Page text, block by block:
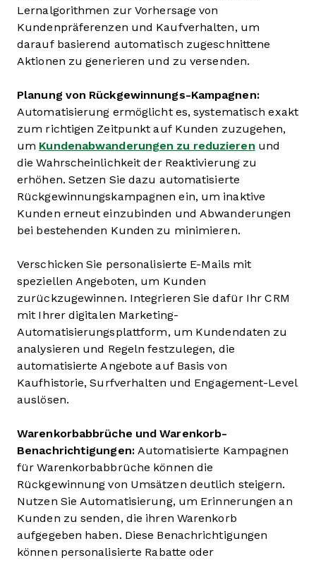
Lernalgorithmen zur Vorhersage von
Kundenpräferenzen und Kaufverhalten, um
darauf basierend automatisch zugeschnittene
Aktionen zu generieren und zu versenden.
Planung von Rückgewinnungs-Kampagnen:
Automatisierung ermöglicht es, systematisch exakt
zum richtigen Zeitpunkt auf Kunden zuzugehen,
um Kundenabwanderungen zu reduzieren und
die Wahrscheinlichkeit der Reaktivierung zu
erhöhen. Setzen Sie dazu automatisierte
Rückgewinnungskampagnen ein, um inaktive
Kunden erneut einzubinden und Abwanderungen
bei bestehenden Kunden zu minimieren.
Verschicken Sie personalisierte E-Mails mit
speziellen Angeboten, um Kunden
zurückzugewinnen. Integrieren Sie dafür Ihr CRM
mit Ihrer digitalen Marketing-
Automatisierungsplattform, um Kundendaten zu
analysieren und Regeln festzulegen, die
automatisierte Angebote auf Basis von
Kaufhistorie, Surfverhalten und Engagement-Level
auslösen.
Warenkorbabbrüche und Warenkorb-
Benachrichtigungen:Automatisierte Kampagnen
für Warenkorbabbrüche können die
Rückgewinnung von Umsätzen deutlich steigern.
Nutzen Sie Automatisierung, um Erinnerungen an
Kunden zu senden, die ihren Warenkorb
aufgegeben haben. Diese Benachrichtigungen
können personalisierte Rabatte oder